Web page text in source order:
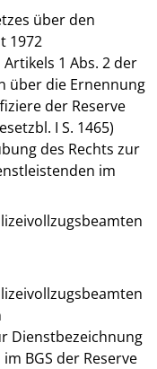
über den
1972
1 Abs. 2 der
über die Ernennung
der Reserve
I S. 1465)
des Rechts zur
im
Dienstbezeichnung
BGS der Reserve